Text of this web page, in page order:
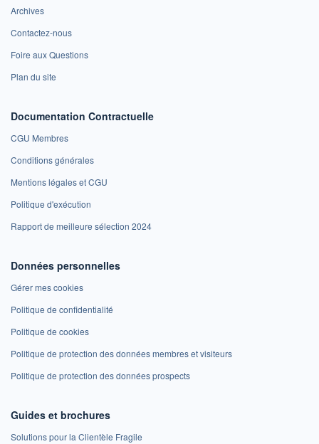
Archives
Contactez-nous
Foire aux Questions
Plan du site
Documentation Contractuelle
CGU Membres
Conditions générales
Mentions légales et CGU
Politique d'exécution
Rapport de meilleure sélection 2024
Données personnelles
Gérer mes cookies
Politique de confidentialité
Politique de cookies
Politique de protection des données membres et visiteurs
Politique de protection des données prospects
Guides et brochures
Solutions pour la Clientèle Fragile